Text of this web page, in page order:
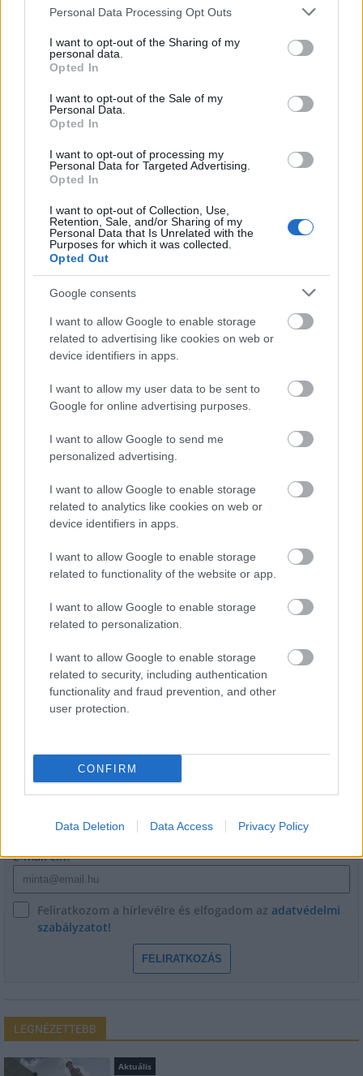
Please note that this website/app uses one or more Google
not limited to your visit or usage behaviour. You may click to
grant or deny consent to Google and its third-party tags to
use your data for below specified purposes in below Google
consent section.
Personal Data Processing Opt Outs
I want to opt-out of the Sharing of my
personal data.
Opted In
I want to opt-out of the Sale of my
Personal Data.
Opted In
I want to opt-out of processing my
Personal Data for Targeted Advertising.
Opted In
I want to opt-out of Collection, Use,
Retention, Sale, and/or Sharing of my
Personal Data that Is Unrelated with the
Purposes for which it was collected.
Opted Out
Google consents
I want to allow Google to enable storage
related to advertising like cookies on web or
device identifiers in apps.
I want to allow my user data to be sent to
Google for online advertising purposes.
I want to allow Google to send me
personalized advertising.
I want to allow Google to enable storage
related to analytics like cookies on web or
device identifiers in apps.
I want to allow Google to enable storage
related to functionality of the website or app.
I want to allow Google to enable storage
related to personalization.
I want to allow Google to enable storage
related to security, including authentication
functionality and fraud prevention, and other
user protection.
CONFIRM
Data Deletion Data Access Privacy Policy
útfelújítás Pestszentlőrinc XVIII. kerület Profunda Bau
Szinte teljes hosszában megújítják a Lakatos úti
lakótelep legfontosabb utcáját
Pestszentlőrinc egyik első lakótelepén kanyarog a Dolgozó utca,
amelynek komplex burkolatmegújításáért felel a Profunda Bau.
Új vízáteresztő burkolatú parkolók
csapadékvizet
Nem az üres, hanem az okosan működő
épület energiatakarékos
parkját
Történelmi táj, amelynek minden köve
HÍRLEVÉL
E-mail cím
Feliratkozom a hírlevélre és elfogadom az adatvédelmi
szabályzatot!
FELIRATKOZÁS
LEGNÉZETTEBB
Aktuális